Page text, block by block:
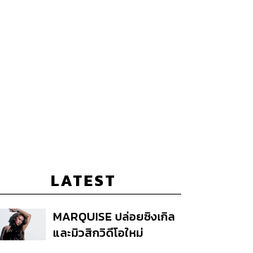
LATEST
MARQUISE ปล่อยซิงเกิล
และมิวสิกวิดีโอใหม่